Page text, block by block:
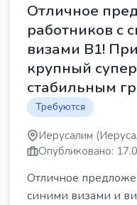
Отличное
работников с
визами B1!
крупный
стабильным
Требуются
Иерусалим
Опубликовано:
Отличное
синими визами и